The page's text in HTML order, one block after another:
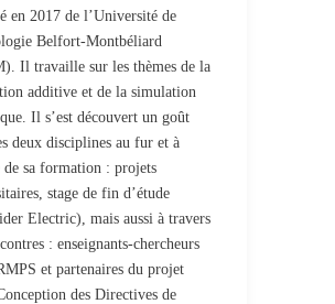
en 2017 de l’Université de
Belfort-Montbéliard
Il travaille sur les thèmes de la
additive et de la simulation
Il s’est découvert un goût
deux disciplines au fur et à
de sa formation : projets
stage de fin d’étude
Electric), mais aussi à travers
: enseignants-chercheurs
et partenaires du projet
des Directives de